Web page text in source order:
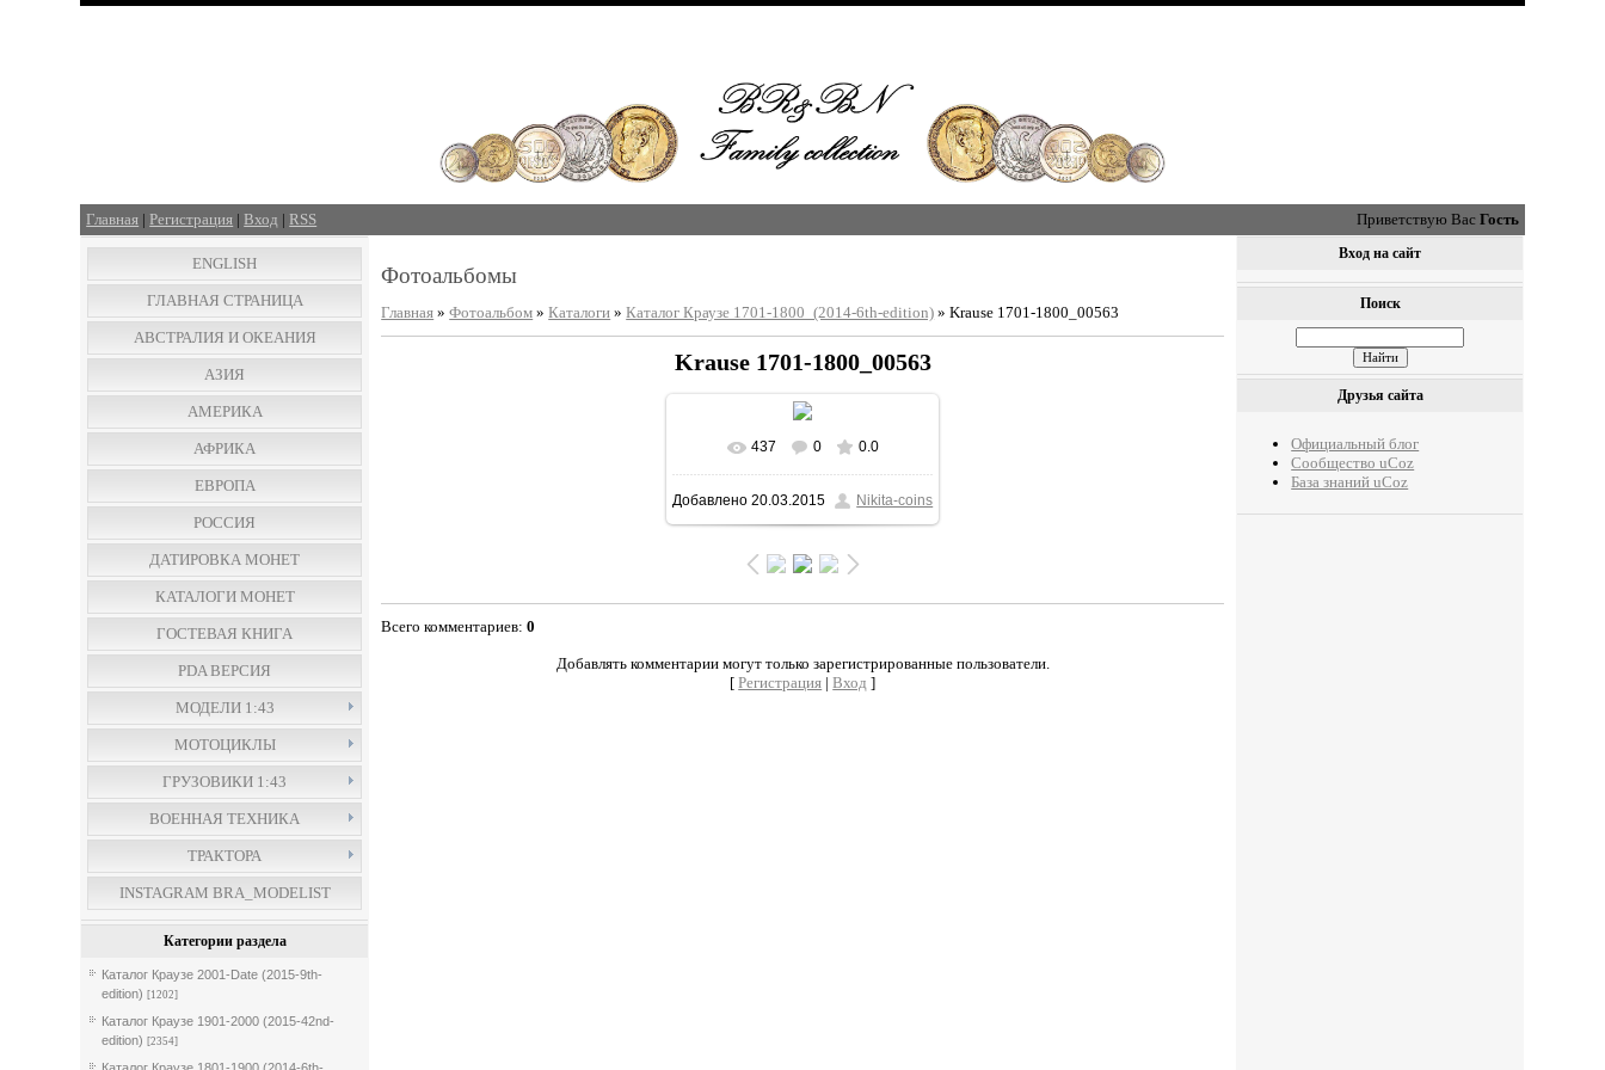
Главная | Регистрация |Вход | RSS Приветствую Вас Гость
ENGLISH
ГЛАВНАЯ СТРАНИЦА
АВСТРАЛИЯ И ОКЕАНИЯ
АЗИЯ
АМЕРИКА
АФРИКА
ЕВРОПА
РОССИЯ
ДАТИРОВКА МОНЕТ
КАТАЛОГИ МОНЕТ
ГОСТЕВАЯ КНИГА
PDA ВЕРСИЯ
МОДЕЛИ 1:43
МОТОЦИКЛЫ
ГРУЗОВИКИ 1:43
ВОЕННАЯ ТЕХНИКА
ТРАКТОРА
INSTAGRAM BRA_MODELIST
Категории раздела
Каталог Краузе 2001-Date (2015-9th-
edition) [1202]
Каталог Краузе 1901-2000 (2015-42nd-
edition) [2354]
Фотоальбомы
Главная »Фотоальбом »Каталоги »Каталог Краузе 1701-1800_(2014-6th-edition) » Krause 1701-1800_00563
Krause 1701-1800_00563
В реальном размере
1213x1600/ 378.3Kb
437 0 0.0
Добавлено 20.03.2015 Nikita-coins
Всего комментариев:0
Добавлять комментарии могут только зарегистрированные пользователи.
[Регистрация |Вход ]
Вход на сайт
Поиск
Друзья сайта
Официальный блог
Сообщество uCoz
База знаний uCoz